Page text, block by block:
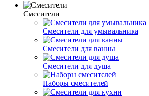
Смесители
Смесители для умывальника
Смесители для ванны
Смесители для душа
Наборы смесителей